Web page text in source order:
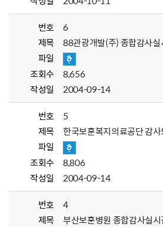
번호
6
제목
88관광개발(주) 종합감사실
파일
조회수
8,656
작성일
2004-09-14
번호
5
제목
한국보훈복지의료공단 감사
파일
조회수
8,806
작성일
2004-09-14
번호
4
제목
부산보훈병원 종합감사실